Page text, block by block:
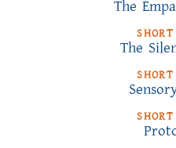
The
The